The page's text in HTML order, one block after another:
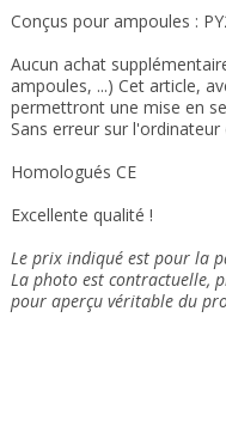
Conçus pour ampoules :
Aucun achat
ampoules, ...) Cet article,
permettront une mise en
Sans erreur sur l'ordinateur
Homologués CE
Excellente qualité !
Le prix indiqué est pour la
La photo est contractuelle,
pour aperçu véritable du